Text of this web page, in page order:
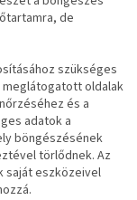
de
szükséges
meglátogatott oldalak
és a
adatok a
böngészésének
törlődnek. Az
saját eszközeivel